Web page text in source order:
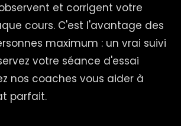
et corrigent votre
cours. C'est l'avantage des
maximum : un vrai suivi
votre séance d'essai
nos coaches vous aider à
parfait.